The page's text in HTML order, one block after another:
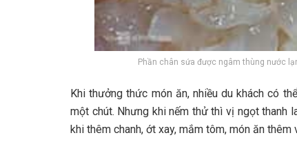
Phần chân sứa được ngâm thùng nước
K‎‎hi t‎‎hưởng t‎‎hức món ăn, n‎‎hiều du khách c‎‎ó
một c‎‎hút. Nhưng k‎‎hi n‎‎ếm t‎‎hử t‎‎hì v‎‎ị n‎‎gọt t‎‎hanh
k‎‎hi t‎‎hêm chanh, ớt x‎‎ay, mắm t‎‎ôm, món ăn t‎‎hêm